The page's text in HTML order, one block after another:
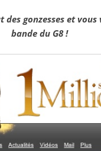
des gonzesses et
bande du G8 !